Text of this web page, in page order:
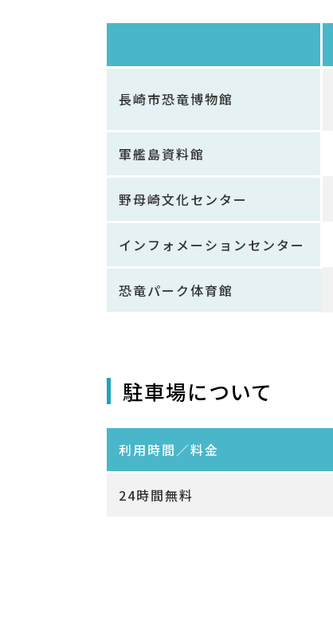
長崎市恐竜博物館
軍艦島資料館
野母崎文化センター
インフォメーションセンター
恐竜パーク体育館
駐車場について
利用時間／料金
24時間無料